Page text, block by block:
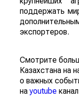
поддержать
экспортеров.
Смотрите
Казахстана на
о важных
наyoutube